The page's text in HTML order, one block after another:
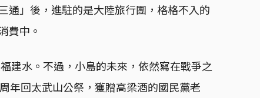
通」後，進駐的是大陸旅行團，格格不入的
費中。
建水。不過，小島的未來，依然寫在戰爭之
年回太武山公祭，獲贈高梁酒的國民黨老